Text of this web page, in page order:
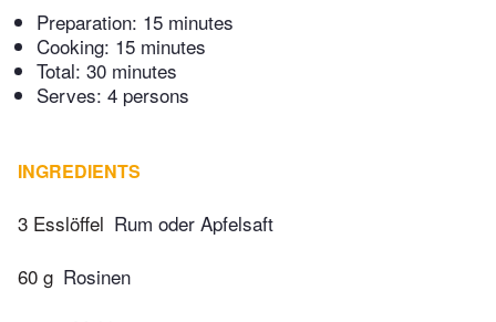
Preparation: 15 minutes
Cooking: 15 minutes
Total: 30 minutes
Serves: 4 persons
INGREDIENTS
3 Esslöffel Rum oder Apfelsaft
60 g Rosinen